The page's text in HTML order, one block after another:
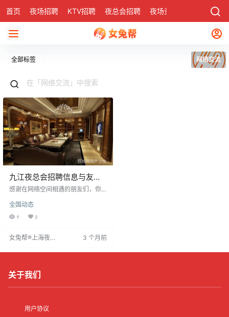
首页 夜场招聘 KTV招聘 夜总会招聘 夜场资讯 社区
全部标签 网络交流
九江夜总会招聘信息与友情
感悟
感谢在网络空间相遇的朋友们，你
忽或误解，我表示歉意，并愿以更
包容的心态看待。即使交集渐少，
都会默默关注。
全国动态
9 0
女兔帮®上海夜场
3 个月前
关于我们
用户协议